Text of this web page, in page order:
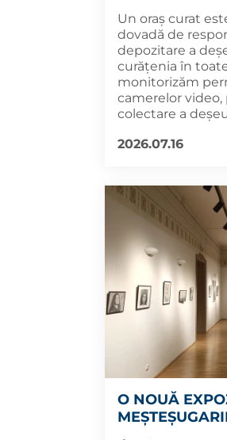
Un oraș curat
dovadă de
depozitare a
curățenia în
monitorizăm
camerelor
colectare a
2026.07.16
O NOUĂ